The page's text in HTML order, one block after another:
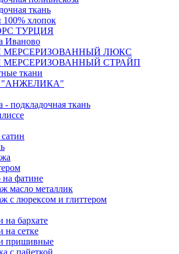
ткань
хлопок
ТУРЦИЯ
Иваново
МЕРСЕРИЗОВАННЫЙ ЛЮКС
МЕРСЕРИЗОВАННЫЙ СТРАЙП
ткани
"АНЖЕЛИКА"
- подкладочная ткань
на фатине
масло металлик
с люрексом и глиттером
на бархате
на сетке
пришивные
с пайеткой